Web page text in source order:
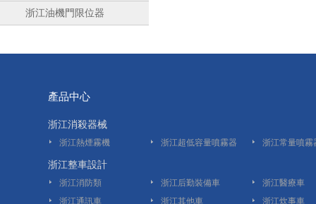
浙江油機門限位器
產品中心
浙江消殺器械
浙江熱煙霧機 浙江超低容量噴霧器 浙江常量噴霧
浙江整車設計
浙江消防類 浙江后勤裝備車
浙江醫療車
浙江通訊車
浙江其他車
浙江炊事車